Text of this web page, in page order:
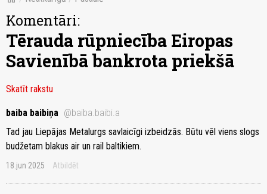
Komentāri:
Tērauda rūpniecība Eiropas
Savienībā bankrota priekšā
Skatīt rakstu
baiba baibiņa @baiba.baibi.a
Tad jau Liepājas Metalurgs savlaicīgi izbeidzās. Būtu vēl viens slogs
budžetam blakus air un rail baltikiem.
18.jun 2025 Atbildēt